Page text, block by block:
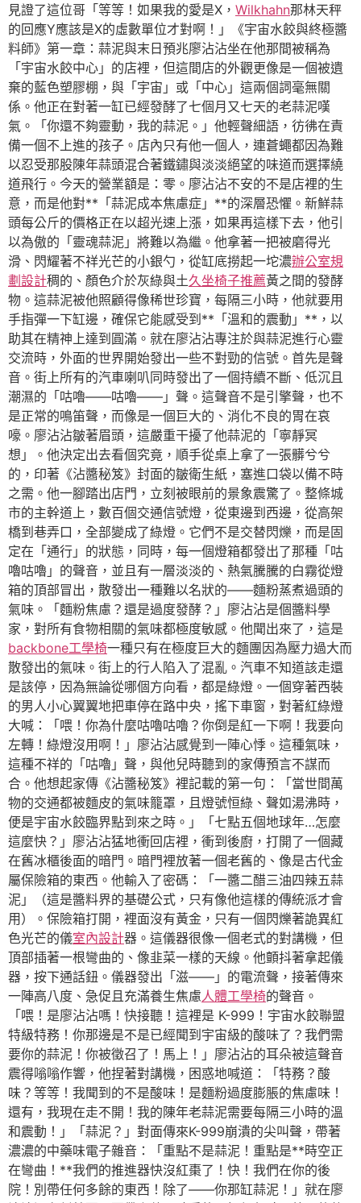
見證了這位哥「等等！如果我的愛是X， Wilkhahn那林天秤
的回應Y應該是X的虛數單位才對啊！」《宇宙水餃與終極醬
料師》第一章：蒜泥與末日預兆廖沾沾坐在他那間被稱為
「宇宙水餃中心」的店裡，但這間店的外觀更像是一個被遺
棄的藍色塑膠棚，與「宇宙」或「中心」這兩個詞毫無關
係。他正在對著一缸已經發酵了七個月又七天的老蒜泥嘆
氣。「你還不夠靈動，我的蒜泥。」他輕聲細語，彷彿在責
備一個不上進的孩子。店內只有他一個人，連蒼蠅都因為難
以忍受那股陳年蒜頭混合著鐵鏽與淡淡絕望的味道而選擇繞
道飛行。今天的營業額是：零。廖沾沾不安的不是店裡的生
意，而是他對**「蒜泥成本焦慮症」**的深層恐懼。新鮮蒜
頭每公斤的價格正在以超光速上漲，如果再這樣下去，他引
以為傲的「靈魂蒜泥」將難以為繼。他拿著一把被磨得光
滑、閃耀著不祥光芒的小銀勺，從缸底撈起一坨濃辦公室規
劃設計稠的、顏色介於灰綠與土久坐椅子推薦黃之間的發酵
物。這蒜泥被他照顧得像稀世珍寶，每隔三小時，他就要用
手指彈一下缸邊，確保它能感受到**「溫和的震動」**，以
助其在精神上達到圓滿。就在廖沾沾專注於與蒜泥進行心靈
交流時，外面的世界開始發出一些不對勁的信號。首先是聲
音。街上所有的汽車喇叭同時發出了一個持續不斷、低沉且
潮濕的「咕嚕——咕嚕——」聲。這聲音不是引擎聲，也不
是正常的鳴笛聲，而像是一個巨大的、消化不良的胃在哀
嚎。廖沾沾皺著眉頭，這嚴重干擾了他蒜泥的「寧靜冥
想」。他決定出去看個究竟，順手從桌上拿了一張髒兮兮
的，印著《沾醬秘笈》封面的皺衛生紙，塞進口袋以備不時
之需。他一腳踏出店門，立刻被眼前的景象震驚了。整條城
市的主幹道上，數百個交通信號燈，從東邊到西邊，從高架
橋到巷弄口，全部變成了綠燈。它們不是交替閃爍，而是固
定在「通行」的狀態，同時，每一個燈箱都發出了那種「咕
嚕咕嚕」的聲音，並且有一層淡淡的、熱氣騰騰的白霧從燈
箱的頂部冒出，散發出一種難以名狀的——麵粉蒸煮過頭的
氣味。「麵粉焦慮？還是過度發酵？」廖沾沾是個醬料學
家，對所有食物相關的氣味都極度敏感。他聞出來了，這是
backbone工學椅一種只有在極度巨大的麵團因為壓力過大而
散發出的氣味。街上的行人陷入了混亂。汽車不知道該走還
是該停，因為無論從哪個方向看，都是綠燈。一個穿著西裝
的男人小心翼翼地把車停在路中央，搖下車窗，對著紅綠燈
大喊：「喂！你為什麼咕嚕咕嚕？你倒是紅一下啊！我要向
左轉！綠燈沒用啊！」廖沾沾感覺到一陣心悸。這種氣味，
這種不祥的「咕嚕」聲，與他兒時聽到的家傳預言不謀而
合。他想起家傳《沾醬秘笈》裡記載的第一句：「當世間萬
物的交通都被麵皮的氣味籠罩，且燈號恒綠、聲如湯沸時，
便是宇宙水餃臨界點到來之時。」「七點五個地球年…怎麼
這麼快？」廖沾沾猛地衝回店裡，衝到後廚，打開了一個藏
在舊冰櫃後面的暗門。暗門裡放著一個老舊的、像是古代金
屬保險箱的東西。他輸入了密碼：「一醬二醋三油四辣五蒜
泥」（這是醬料界的基礎公式，只有像他這樣的傳統派才會
用）。保險箱打開，裡面沒有黃金，只有一個閃爍著詭異紅
色光芒的儀室內設計器。這儀器很像一個老式的對講機，但
頂部插著一根彎曲的、像韭菜一樣的天線。他顫抖著拿起儀
器，按下通話鈕。儀器發出「滋——」的電流聲，接著傳來
一陣高八度、急促且充滿養生焦慮人體工學椅的聲音。
「喂！是廖沾沾嗎！快接聽！這裡是 K-999！宇宙水餃聯盟
特級特務！你那邊是不是已經聞到宇宙級的酸味了？我們需
要你的蒜泥！你被徵召了！馬上！」廖沾沾的耳朵被這聲音
震得嗡嗡作響，他捏著對講機，困惑地喊道：「特務？酸
味？等等！我聞到的不是酸味！是麵粉過度膨脹的焦慮味！
還有，我現在走不開！我的陳年老蒜泥需要每隔三小時的溫
和震動！」「蒜泥？」對面傳來K-999崩潰的尖叫聲，帶著
濃濃的中藥味電子雜音：「重點不是蒜泥！重點是**時空正
在彎曲！**我們的推進器快沒紅棗了！快！我們在你的後
院！別帶任何多餘的東西！除了——你那缸蒜泥！」就在廖